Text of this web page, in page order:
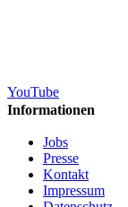
YouTube
Informationen
Jobs
Presse
Kontakt
Impressum